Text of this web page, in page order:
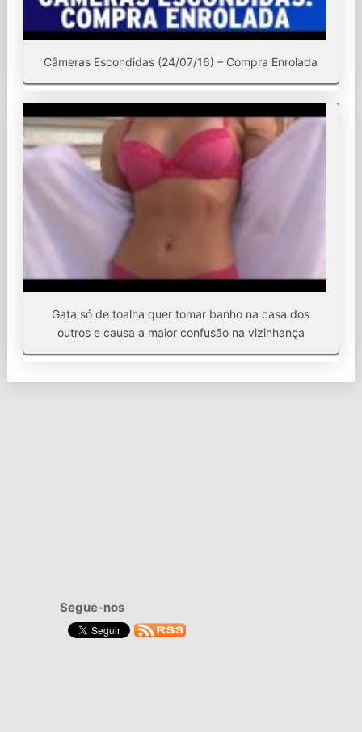
Câmeras Escondidas (24/07/16) – Compra Enrolada
Gata só de toalha quer tomar banho na casa dos
outros e causa a maior confusão na vizinhança
Segue-nos